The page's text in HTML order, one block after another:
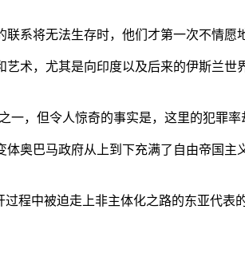
系将无法生存时，他们才第一次不情愿
术，尤其是向印度以及后来的伊斯兰
一，但令人惊奇的事实是，这里的犯罪
奥巴马政府从上到下充满了自由帝国
程中被迫走上非主体化之路的东亚代